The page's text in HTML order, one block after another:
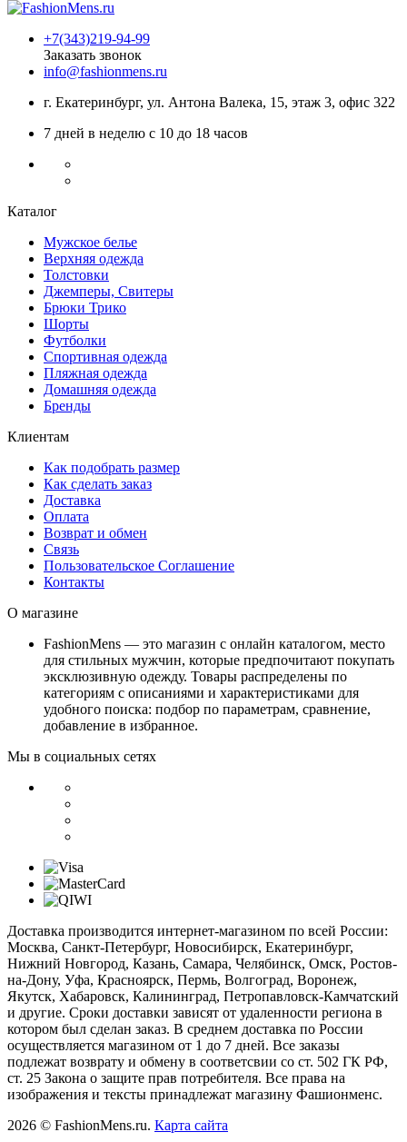
+7(343)219-94-99
Заказать звонок
info@fashionmens.ru
г. Екатеринбург, ул. Антона Валека, 15, этаж 3, офис 322
7 дней в неделю с 10 до 18 часов
Каталог
Мужское белье
Верхняя одежда
Толстовки
Джемперы, Свитеры
Брюки Трико
Шорты
Футболки
Спортивная одежда
Пляжная одежда
Домашняя одежда
Бренды
Клиентам
Как подобрать размер
Как сделать заказ
Доставка
Оплата
Возврат и обмен
Связь
Пользовательское Соглашение
Контакты
О магазине
FashionMens — это магазин с онлайн каталогом, место
для стильных мужчин, которые предпочитают покупать
эксклюзивную одежду. Товары распределены по
категориям с описаниями и характеристиками для
удобного поиска: подбор по параметрам, сравнение,
добавление в избранное.
Мы в социальных сетях
Доставка производится интернет-магазином по всей России:
Москва, Санкт-Петербург, Новосибирск, Екатеринбург,
Нижний Новгород, Казань, Самара, Челябинск, Омск, Ростов-
на-Дону, Уфа, Красноярск, Пермь, Волгоград, Воронеж,
Якутск, Хабаровск, Калининград, Петропавловск-Камчатский
и другие. Сроки доставки зависят от удаленности региона в
котором был сделан заказ. В среднем доставка по России
осуществляется магазином от 1 до 7 дней. Все заказы
подлежат возврату и обмену в соответсвии со ст. 502 ГК РФ,
ст. 25 Закона о защите прав потребителя. Все права на
изображения и тексты принадлежат магазину Фашионменс.
2026 © FashionMens.ru. Карта сайта